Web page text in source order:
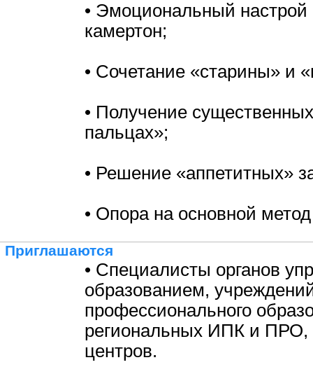
• Эмоциональный настрой
камертон;
• Сочетание «старины» и
• Получение
пальцах»;
• Решение «аппетитных»
• Опора на основной
Приглашаются
• Специалисты органов
образованием,
профессионального
региональных ИПК и ПРО,
центров.